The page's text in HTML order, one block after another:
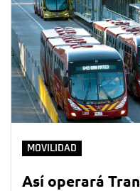
MOVILIDAD
Así operará